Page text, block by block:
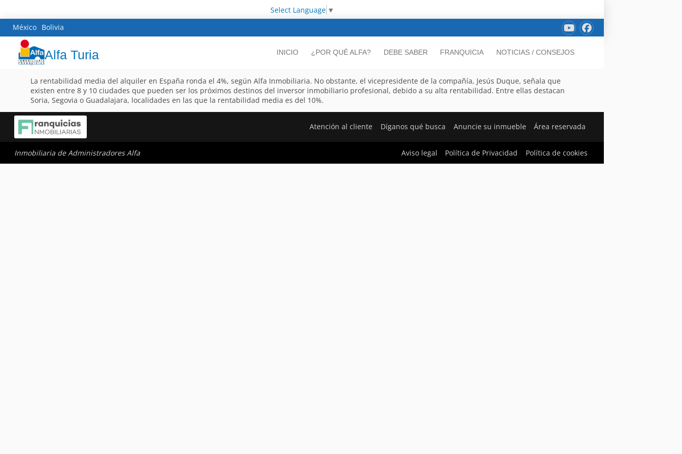
Select Language ▼
México Bolivia
Alfa Turia INICIO ¿POR QUÉ ALFA? DEBE SABER FRANQUICIA NOTICIAS / CONSEJOS
La rentabilidad media del alquiler en España ronda el 4%, según Alfa Inmobiliaria. No obstante, el vicepresidente de la compañía, Jesús Duque, señala que
existen entre 8 y 10 ciudades que pueden ser los próximos destinos del inversor inmobiliario profesional, debido a su alta rentabilidad. Entre ellas destacan
Soria, Segovia o Guadalajara, localidades en las que la rentabilidad media es del 10%.
Atención al cliente Díganos qué busca Anuncie su inmueble Área reservada
Inmobiliaria de Administradores Alfa Aviso legal Política de Privacidad Política de cookies